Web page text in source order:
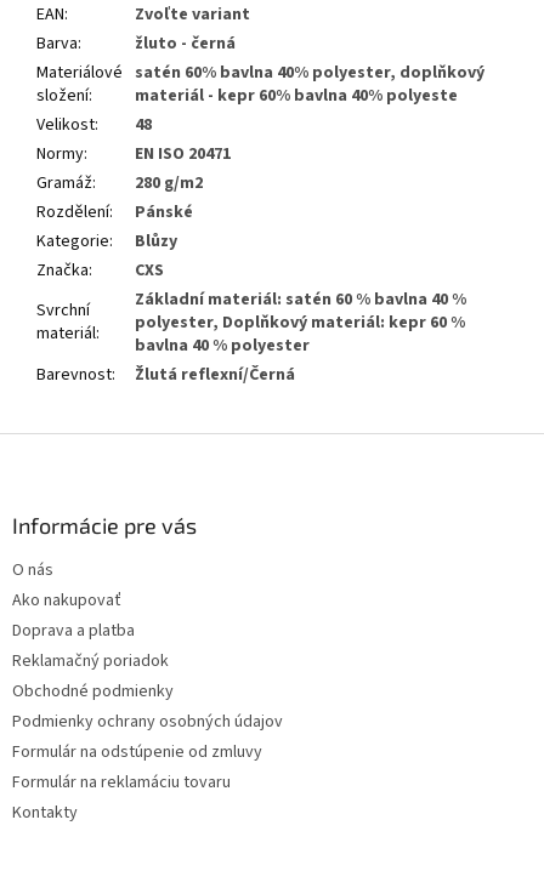
EAN:
Zvoľte variant
Barva:
žluto - černá
Materiálové
složení:
satén 60% bavlna 40% polyester, doplňkový
materiál - kepr 60% bavlna 40% polyeste
Velikost:
48
Normy:
EN ISO 20471
Gramáž:
280 g/m2
Rozdělení:
Pánské
Kategorie:
Blůzy
Značka:
CXS
Svrchní
materiál:
Základní materiál: satén 60 % bavlna 40 %
polyester, Doplňkový materiál: kepr 60 %
bavlna 40 % polyester
Barevnost: Žlutá reflexní/Černá
Informácie pre vás
O nás
Ako nakupovať
Doprava a platba
Reklamačný poriadok
Obchodné podmienky
Podmienky ochrany osobných údajov
Formulár na odstúpenie od zmluvy
Formulár na reklamáciu tovaru
Kontakty